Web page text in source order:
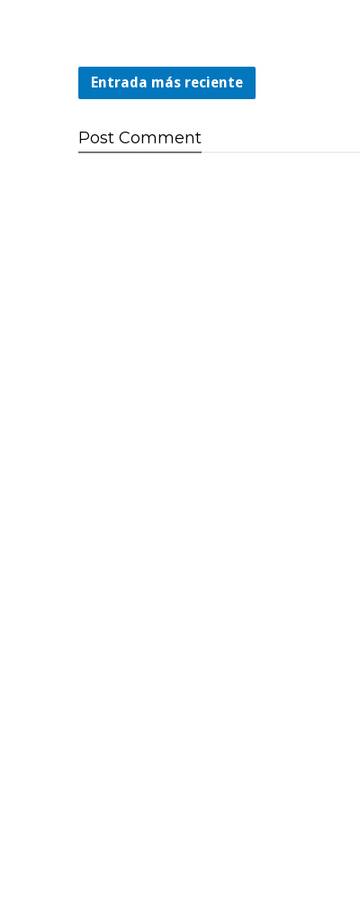
Entrada más reciente
Post Comment